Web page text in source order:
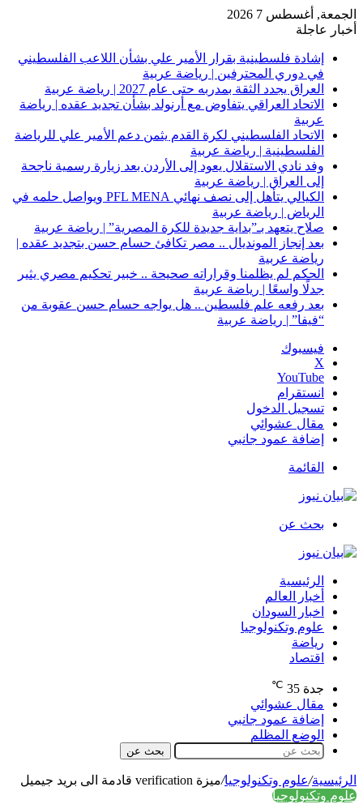
الجمعة, أغسطس 7 2026
أخبار عاجلة
إشادة فلسطينية بقرار الأمير علي بشأن اللاعب الفلسطيني
في دوري المحترفين | رياضة عربية
العراق يجدد الثقة بمدربه حتى عام 2027 | رياضة عربية
الاتحاد العراقي يتفاوض مع أرنولد بشأن تجديد عقده | رياضة
عربية
الاتحاد الفلسطيني لكرة القدم يثمن دعم الأمير علي للرياضة
الفلسطينية | رياضة عربية
وفد نادي الاستقلال يعود إلى الأردن بعد زيارة رسمية ناجحة
إلى العراق | رياضة عربية
الكيالي يتأهل إلى نصف نهائي PFL MENA ويواصل حلمه في
الرياض | رياضة عربية
صلاح يتعهد بـ”بداية جديدة للكرة المصرية” | رياضة عربية
بعد إنجاز المونديال .. مصر تكافئ حسام حسن بتجديد عقده |
رياضة عربية
الحكم لم يظلمنا وقراراته صحيحة .. خبير تحكيم مصري يثير
جدلًا واسعًا | رياضة عربية
بعد رفعه علم فلسطين .. هل يواجه حسام حسن عقوبة من
“فيفا” | رياضة عربية
فيسبوك
‫X
‫YouTube
انستقرام
تسجيل الدخول
مقال عشوائي
إضافة عمود جانبي
القائمة
بحث عن
الرئيسية
أخبار العالم
اخبار السودان
علوم وتكنولوجيا
رياضة
اقتصاد
جدة 35
℃
مقال عشوائي
إضافة عمود جانبي
الوضع المظلم
بحث عن
الرئيسية/علوم وتكنولوجيا/ميزة verification قادمة الى بريد جيميل
علوم وتكنولوجيا